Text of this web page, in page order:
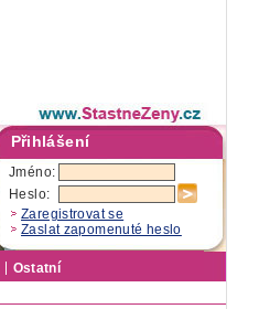
Přihlášení
Jméno:
Heslo:
Zaregistrovat se
Zaslat zapomenuté heslo
Ostatní